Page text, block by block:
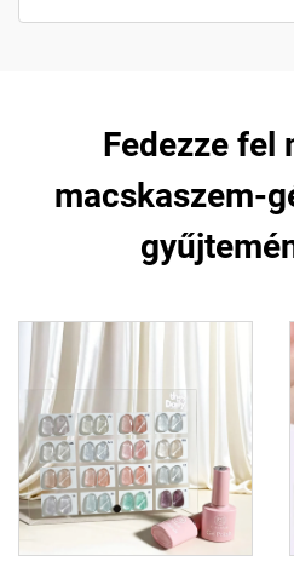
Fedezze fel
macskaszem-